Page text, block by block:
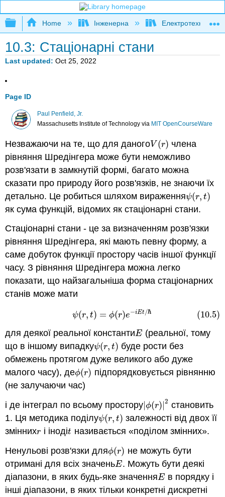
Expand/collapse global hierarchy
Home Інженерна Електротехніка
10.3: Стаціонарні стани
Last updated Oct 25, 2022
Page ID
Paul Penfield, Jr.
Massachusetts Institute of Technologyvia MIT OpenCourseWare
Незважаючи на те, що для даногоV (r)
V(r)
члена
рівняння Шредінгера може бути неможливо
розв'язати в замкнутій формі, багато можна
сказати про природу його розв'язків, не знаючи їх
детально. Це робиться шляхом вираженняψ(r, t)
ψ(r,t )
як сума функцій, відомих як стаціонарні стани.
Стаціонарні стани - це за визначенням розв'язки
рівняння Шредінгера, які мають певну форму, а
саме добуток функції простору часів іншої функції
часу. З рівняння Шредінгера можна легко
показати, що найзагальніша форма стаціонарних
станів може мати
ψ(r, t) = ϕ(r)e−iEt/ℏ (10.5)
e−iEt /ℏ
для деякої реальної константиE
E (реальної, тому
що в іншому випадкуψ(r, t)
ψ(r,t )
буде рости без
обмежень протягом дуже великого або дуже
малого часу), деϕ(r)
ϕ(r) підпорядковується рівнянню
(не залучаючи час)
і де інтеграл по всьому простору|ϕ(r)|2
|ϕ(r)| 2 становить
1. Ця методика поділуψ(r, t)
ψ(r,t )
залежності від двох її
зміннихr
r і інодіt
t називається «поділом змінних».
Ненульові розв'язки дляϕ(r)
ϕ(r) не можуть бути
отримані для всіх значеньE
E. Можуть бути деякі
діапазони, в яких будь-яке значенняE
E в порядку і
інші діапазони, в яких тільки конкретні дискретні